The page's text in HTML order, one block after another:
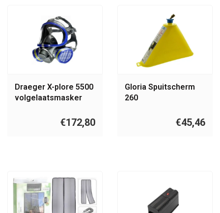
Draeger X-plore 5500
volgelaatsmasker
€172,80
Gloria Spuitscherm
260
€45,46